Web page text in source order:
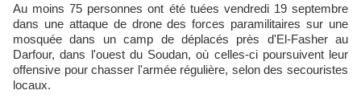
Au moins 75 personnes ont été tuées vendredi 19 septembre
dans une attaque de drone des forces paramilitaires sur une
mosquée dans un camp de déplacés près d'El-Fasher au
Darfour, dans l'ouest du Soudan, où celles-ci poursuivent leur
offensive pour chasser l'armée régulière, selon des secouristes
locaux.